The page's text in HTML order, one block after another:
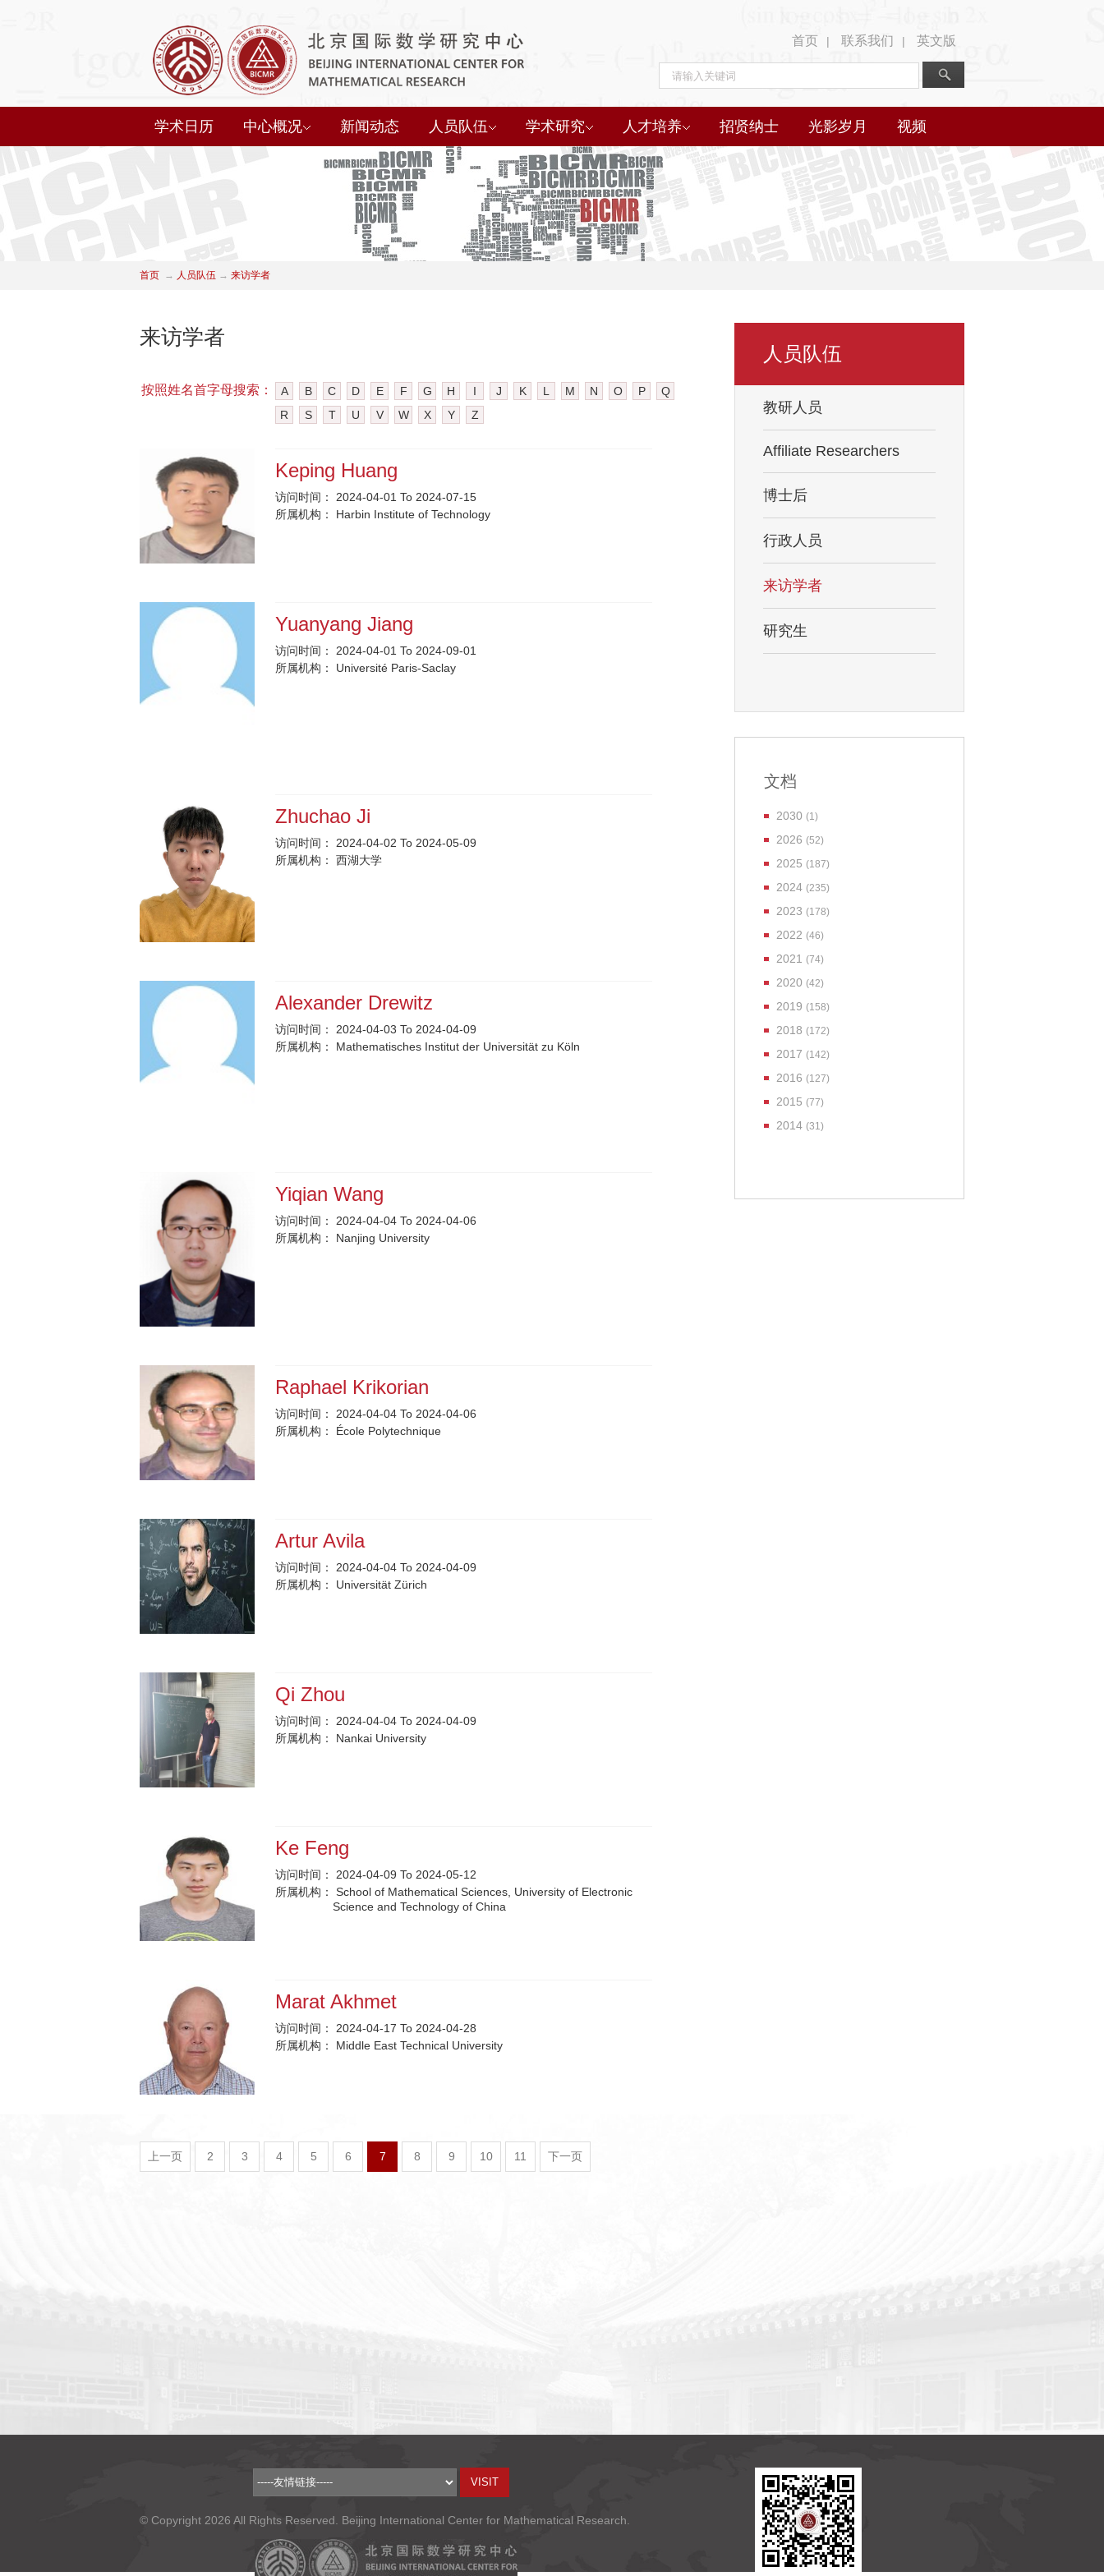
首页 | 联系我们 | 英文版
学术日历 中心概况 新闻动态 人员队伍 学术研究 人才培养 招贤纳士 光影岁月 视频
首页 → 人员队伍 → 来访学者
来访学者
按照姓名首字母搜索： A B C D E F G H I J K L M N O P
Q
R
S T U V W X Y Z
Keping Huang
访问时间：
2024-04-01 To 2024-07-15
所属机构：
Harbin Institute of Technology
Yuanyang Jiang
访问时间：
2024-04-01 To 2024-09-01
所属机构：
Université Paris-Saclay
Zhuchao Ji
访问时间：
2024-04-02 To 2024-05-09
所属机构：
西湖大学
Alexander Drewitz
访问时间：
2024-04-03 To 2024-04-09
所属机构：
Mathematisches Institut der Universität zu Köln
Yiqian Wang
访问时间：
2024-04-04 To 2024-04-06
所属机构：
Nanjing University
Raphael Krikorian
访问时间：
2024-04-04 To 2024-04-06
所属机构：
École Polytechnique
Artur Avila
访问时间：
2024-04-04 To 2024-04-09
所属机构：
Universität Zürich
Qi Zhou
访问时间：
2024-04-04 To 2024-04-09
所属机构：
Nankai University
Ke Feng
访问时间：
2024-04-09 To 2024-05-12
所属机构：
School of Mathematical Sciences, University of Electronic
Science and Technology of China
Marat Akhmet
访问时间：
2024-04-17 To 2024-04-28
所属机构：
Middle East Technical University
上一页 2 3 4 5 6 7 8 9 10 11 下一页
人员队伍
教研人员
Affiliate Researchers
博士后
行政人员
来访学者
研究生
文档
2030 (1)
2026 (52)
2025 (187)
2024 (235)
2023 (178)
2022 (46)
2021 (74)
2020 (42)
2019 (158)
2018 (172)
2017 (142)
2016 (127)
2015 (77)
2014 (31)
© Copyright 2026 All Rights Reserved. Beijing International Center for Mathematical Research.